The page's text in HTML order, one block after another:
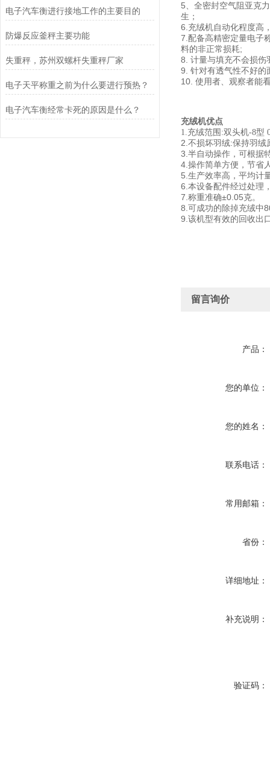
电子汽车衡进行接地工作的主要目的
防爆反应釜秤主要功能
失重秤，苏州双螺杆失重秤厂家
电子天平称重之前为什么要进行预热？
电子汽车衡经常卡死的原因是什么？
5、全密封空气阻亚克
生；
6.充绒机自动化程度高
7.配备高精密定量电子
料的非正常损耗;
8. 计量与填充不会损伤
9. 针对有透气性不好的
10. 使用者、观察者能
充绒机优点
1.充绒范围:双头机-8型
2.不损坏羽绒:保持羽
3.半自动操作，可根据
4.操作简单方便，节省
5.生产效率高，平均计
6.本设备配件经过处理
7.称重准确±0.05克。
8.可成功的除掉充绒中
9.该机型有效的回收出
留言询价
产品：
您的单位：
您的姓名：
联系电话：
常用邮箱：
省份：
详细地址：
补充说明：
验证码：